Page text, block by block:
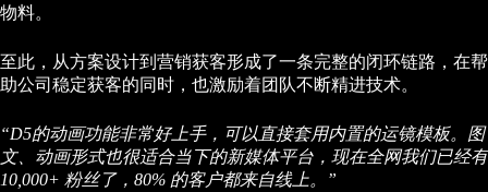
物料。
至此，从方案设计到营销获客形成了一条完整的闭环链路，在帮
助公司稳定获客的同时，也激励着团队不断精进技术。
“D5的动画功能非常好上手，可以直接套用内置的运镜模板。图
文、动画形式也很适合当下的新媒体平台，现在全网我们已经有
10,000+ 粉丝了，80% 的客户都来自线上。”